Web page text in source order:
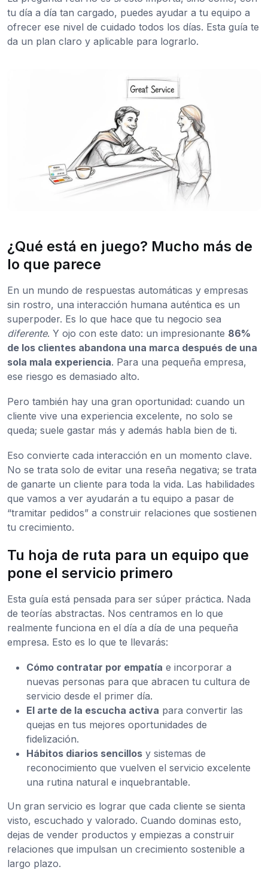
tu día a día tan cargado, puedes ayudar a tu equipo a
ofrecer ese nivel de cuidado todos los días. Esta guía te
da un plan claro y aplicable para lograrlo.
¿Qué está en juego? Mucho más de
lo que parece
En un mundo de respuestas automáticas y empresas
sin rostro, una interacción humana auténtica es un
superpoder. Es lo que hace que tu negocio sea
diferente. Y ojo con este dato: un impresionante 86%
de los clientes abandona una marca después de una
sola mala experiencia. Para una pequeña empresa,
ese riesgo es demasiado alto.
Pero también hay una gran oportunidad: cuando un
cliente vive una experiencia excelente, no solo se
queda; suele gastar más y además habla bien de ti.
Eso convierte cada interacción en un momento clave.
No se trata solo de evitar una reseña negativa; se trata
de ganarte un cliente para toda la vida. Las habilidades
que vamos a ver ayudarán a tu equipo a pasar de
“tramitar pedidos” a construir relaciones que sostienen
tu crecimiento.
Tu hoja de ruta para un equipo que
pone el servicio primero
Esta guía está pensada para ser súper práctica. Nada
de teorías abstractas. Nos centramos en lo que
realmente funciona en el día a día de una pequeña
empresa. Esto es lo que te llevarás:
Cómo contratar por empatía e incorporar a
nuevas personas para que abracen tu cultura de
servicio desde el primer día.
El arte de la escucha activa para convertir las
quejas en tus mejores oportunidades de
fidelización.
Hábitos diarios sencillos y sistemas de
reconocimiento que vuelven el servicio excelente
una rutina natural e inquebrantable.
Un gran servicio es lograr que cada cliente se sienta
visto, escuchado y valorado. Cuando dominas esto,
dejas de vender productos y empiezas a construir
relaciones que impulsan un crecimiento sostenible a
largo plazo.